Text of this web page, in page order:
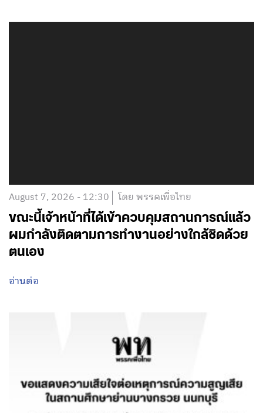
August 7, 2026 - 12:30 โดย พรรคเพื่อไทย
ขณะนี้เจ้าหน้าที่ได้เข้าควบคุมสถานการณ์แล้ว
ผมกำลังติดตามการทำงานอย่างใกล้ชิดด้วย
ตนเอง
อ่านต่อ